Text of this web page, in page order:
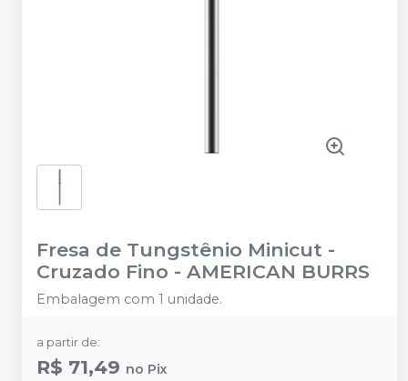
Fresa de Tungstênio Minicut -
Cruzado Fino - AMERICAN BURRS
Embalagem com 1 unidade.
a partir de:
R$ 71,49 no Pix